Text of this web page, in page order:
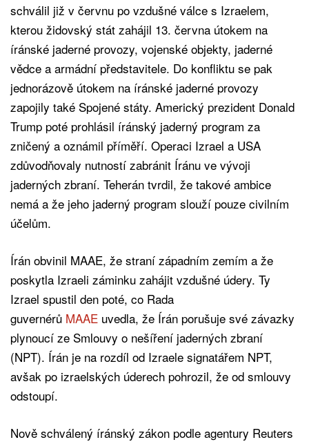
schválil již v červnu po vzdušné válce s Izraelem,
kterou židovský stát zahájil 13. června útokem na
íránské jaderné provozy, vojenské objekty, jaderné
vědce a armádní představitele. Do konfliktu se pak
jednorázově útokem na íránské jaderné provozy
zapojily také Spojené státy. Americký prezident Donald
Trump poté prohlásil íránský jaderný program za
zničený a oznámil příměří. Operaci Izrael a USA
zdůvodňovaly nutností zabránit Íránu ve vývoji
jaderných zbraní. Teherán tvrdil, že takové ambice
nemá a že jeho jaderný program slouží pouze civilním
účelům.
Írán obvinil MAAE, že straní západním zemím a že
poskytla Izraeli záminku zahájit vzdušné údery. Ty
Izrael spustil den poté, co Rada
guvernérů MAAE uvedla, že Írán porušuje své závazky
plynoucí ze Smlouvy o nešíření jaderných zbraní
(NPT). Írán je na rozdíl od Izraele signatářem NPT,
avšak po izraelských úderech pohrozil, že od smlouvy
odstoupí.
Nově schválený íránský zákon podle agentury Reuters